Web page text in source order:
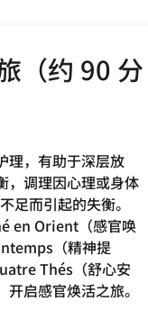
（约 90 分
理，有助于深层放
，调理因心理或身体
足而引起的失衡。
en Orient（感官唤
（精神提
Thés（舒心安
启感官焕活之旅。